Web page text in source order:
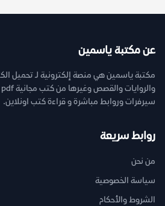
عن مكتبة ياسمين
مكتبة ياسمين هي منصة إلكترونية لـ تحميل
سيرفرات وروابط مباشرة و قراءة كتب اونلاين.
روابط سريعة
من نحن
سياسة الخصوصية
الشروط والأحكام